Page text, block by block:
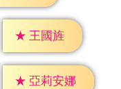
★ 王國旌
★ 亞莉安娜